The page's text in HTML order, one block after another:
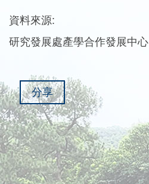
資料來源:
研究發展處產學合作發展中心
分享